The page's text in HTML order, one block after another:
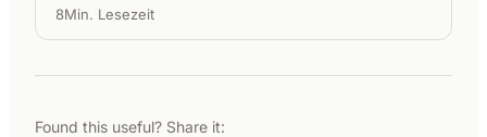
8Min. Lesezeit
Found this useful? Share it: